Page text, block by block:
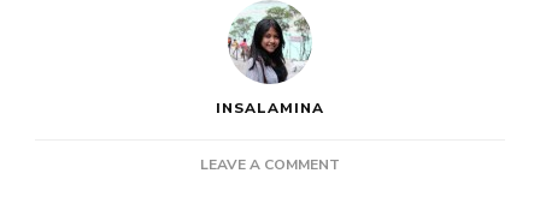
INSALAMINA
LEAVE A COMMENT